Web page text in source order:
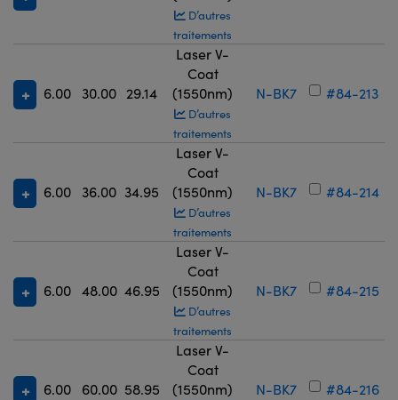
D’autres
traitements
6.00 30.00 29.14
Laser V-
Coat
(1550nm)
D’autres
traitements
N-BK7 #84-213
6.00 36.00 34.95
Laser V-
Coat
(1550nm)
D’autres
traitements
N-BK7 #84-214
6.00 48.00 46.95
Laser V-
Coat
(1550nm)
D’autres
traitements
N-BK7 #84-215
6.00 60.00 58.95
Laser V-
Coat
(1550nm)
N-BK7 #84-216